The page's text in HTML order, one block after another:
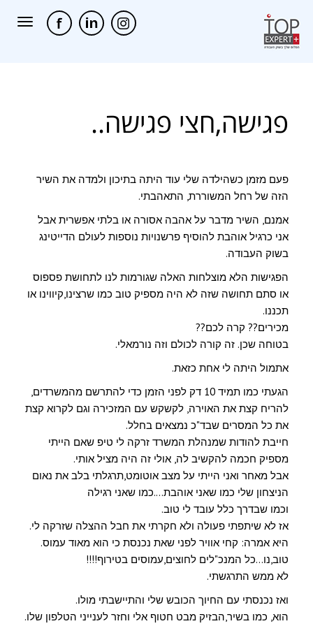
פגישה,חצי פגישה..
פעם מזמן כשהילדה שלי עוד היתה בתיכון ולמדה את השיר
הזה של רחל המשוררת, התאהבתי.
אמנם, השיר מדבר על אהבה אסורה או בלתי אפשרית אבל
אני כרגיל אוהבת להוסיף פרשנויות נוספות לעולם הדייטינג
בשוק העבודה.
הפגישות הלא מוצלחות האלה שגורמות לנו לתחושת פספוס
או סתם תחושה שזה לא היה מספיק טוב כמו שרצינו,קיווינו או
תכננו.
מכירים?? קרה לכם??
בטוחה שכן. זה קורה לכולם וזה נורמאלי.
אתמול היתה לי אחת כזאת.
הגעתי כמו תמיד 10 דק לפני הזמן כדי להתרשם מהמשרדים,
להריח קצת את האוירה, לקשקש עם המזכירה וגם לקרוא קצת
את כל המסרים שבד"כ נמצאים בחלל.
חייבת להודות שמנהלת המשרד זרקה לי טיפ שאם הייתי
מספיק חכמה להקשיב לה, אולי זה היה מציל אותי.
אבל מאחר ואני הייתי על מצב אוטומט,תרגלתי בלב את נאום
הניצחון שלי כמו שאני אוהבת….כמו שאני רגילה
וכמו שבדרך כלל עובד לי טוב.
אז לא שיתפתי פעולה ולא חקרתי את חבל ההצלה שזרקה לי.
היא אמרה: קחי אוויר לפני שאת נכנסת כי הוא מאוד עמוס.
טוב,נו…כל המנכ"לים לחוצים,עמוסים בטירוף!!!!
לא ממש התרגשתי.
ואז נכנסתי עם החיוך הכובש שלי והתיישבתי מולו.
הוא, כמו בשיר,הבזיק מבט חטוף אלי וחזר לענייני הטלפון שלו.